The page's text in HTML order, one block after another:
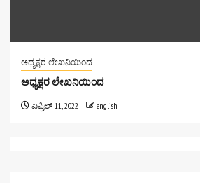
ಅಧ್ಯಕ್ಷರ ಲೇಖನಿಯಿಂದ
ಅಧ್ಯಕ್ಷರ ಲೇಖನಿಯಿಂದ
ಏಪ್ರಿಲ್ 11, 2022 english